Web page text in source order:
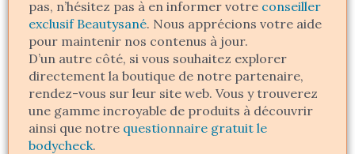
pas, n’hésitez pas à en informer votre conseiller
exclusif Beautysané. Nous apprécions votre aide
pour maintenir nos contenus à jour.
D’un autre côté, si vous souhaitez explorer
directement la boutique de notre partenaire,
rendez-vous sur leur site web. Vous y trouverez
une gamme incroyable de produits à découvrir
ainsi que notre questionnaire gratuit le
bodycheck.